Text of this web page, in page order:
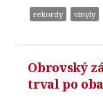
rekordy vinyly
Obrovský
trval po